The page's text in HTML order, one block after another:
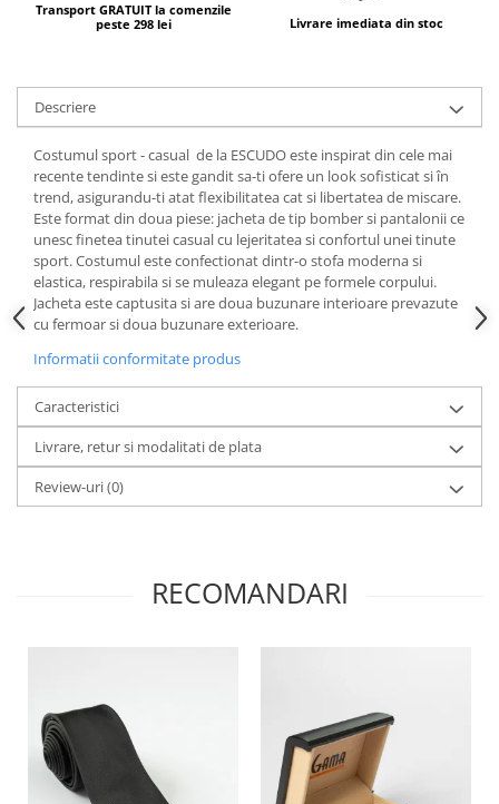
Transport GRATUIT la comenzile
peste 298 lei
Livrare imediata din stoc
Descriere
Costumul sport - casual de la ESCUDO este inspirat din cele mai
recente tendinte si este gandit sa-ti ofere un look sofisticat si în
trend, asigurandu-ti atat flexibilitatea cat si libertatea de miscare.
Este format din doua piese: jacheta de tip bomber si pantalonii ce
unesc finetea tinutei casual cu lejeritatea si confortul unei tinute
sport. Costumul este confectionat dintr-o stofa moderna si
elastica, respirabila si se muleaza elegant pe formele corpului.
Jacheta este captusita si are doua buzunare interioare prevazute
cu fermoar si doua buzunare exterioare.
Informatii conformitate produs
Caracteristici
Livrare, retur si modalitati de plata
Review-uri(0)
RECOMANDARI